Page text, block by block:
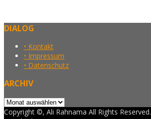
DIALOG
• Kontakt
• Impressum
• Datenschutz
ARCHIV
Archiv
Copyright ©, Ali Rahnama All Rights Reserved.